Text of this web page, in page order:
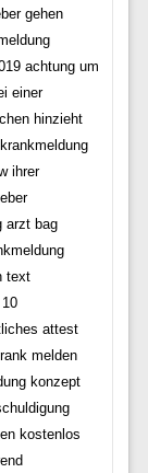
gehen
achtung um
einer
hinzieht
ihrer
arzt bag
text
attest
melden
konzept
kostenlos